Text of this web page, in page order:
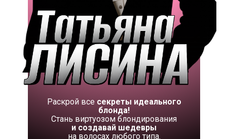
Раскрой все секреты идеального
блонда!
Стань виртуозом блондирования
и создавай шедевры
на волосах любого типа.